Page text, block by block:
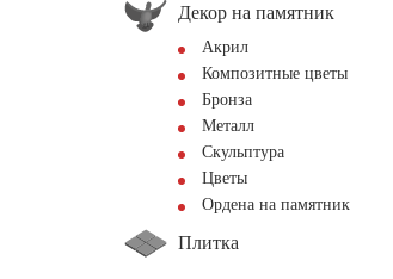
Декор на памятник
Акрил
Композитные цветы
Бронза
Металл
Скульптура
Цветы
Ордена на памятник
Плитка